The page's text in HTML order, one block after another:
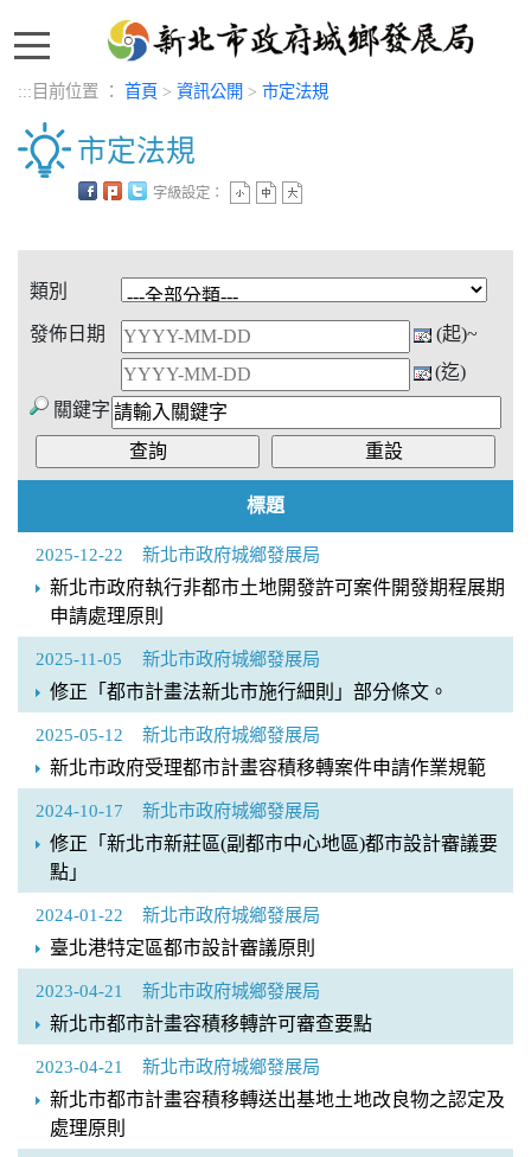
::: 目前位置 ： 首頁 > 資訊公開 > 市定法規
市定法規
字級設定：
類別
發佈日期
(起)~
(迄)
關鍵字
標題
新北市政府執行非都市土地開發許可案件開發期程展期
申請處理原則
新北市政府城鄉發展局
2025-12-22
修正「都市計畫法新北市施行細則」部分條文。
新北市政府城鄉發展局
2025-11-05
新北市政府受理都市計畫容積移轉案件申請作業規範
新北市政府城鄉發展局
2025-05-12
修正「新北市新莊區(副都市中心地區)都市設計審議要
點」
新北市政府城鄉發展局
2024-10-17
臺北港特定區都市設計審議原則
新北市政府城鄉發展局
2024-01-22
新北市都市計畫容積移轉許可審查要點
新北市政府城鄉發展局
2023-04-21
新北市都市計畫容積移轉送出基地土地改良物之認定及
處理原則
新北市政府城鄉發展局
2023-04-21